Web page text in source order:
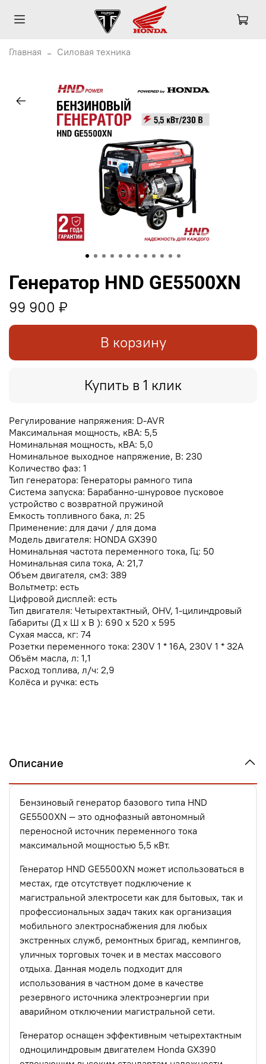
Главная Силовая техника
Генератор HND GE5500XN
99 900 ₽
В корзину
Купить в 1 клик
Регулирование напряжения: D-AVR
Максимальная мощность, кВА: 5,5
Номинальная мощность, кВА: 5,0
Номинальное выходное напряжение, В: 230
Количество фаз: 1
Тип генератора: Генераторы рамного типа
Система запуска: Барабанно-шнуровое пусковое
устройство с возвратной пружиной
Емкость топливного бака, л: 25
Применение: для дачи / для дома
Модель двигателя: HONDA GX390
Номинальная частота переменного тока, Гц: 50
Номинальная сила тока, А: 21,7
Объем двигателя, см3: 389
Вольтметр: есть
Цифровой дисплей: есть
Тип двигателя: Четырехтактный, OHV, 1-цилиндровый
Габариты (Д х Ш х В ): 690 x 520 x 595
Сухая масса, кг: 74
Розетки переменного тока: 230V 1 * 16A, 230V 1 * 32A
Объём масла, л: 1,1
Расход топлива, л/ч: 2,9
Колёса и ручка: есть
Описание
Бензиновый генератор базового типа HND
GE5500XN — это однофазный автономный
переносной источник переменного тока
максимальной мощностью 5,5 кВт.
Генератор HND GE5500XN может использоваться в
местах, где отсутствует подключение к
магистральной электросети как для бытовых, так и
профессиональных задач таких как организация
мобильного электроснабжения для любых
экстренных служб, ремонтных бригад, кемпингов,
уличных торговых точек и в местах массового
отдыха. Данная модель подходит для
использования в частном доме в качестве
резервного источника электроэнергии при
аварийном отключении магистральной сети.
Генератор оснащен эффективным четырехтактным
одноцилиндровым двигателем Honda GX390